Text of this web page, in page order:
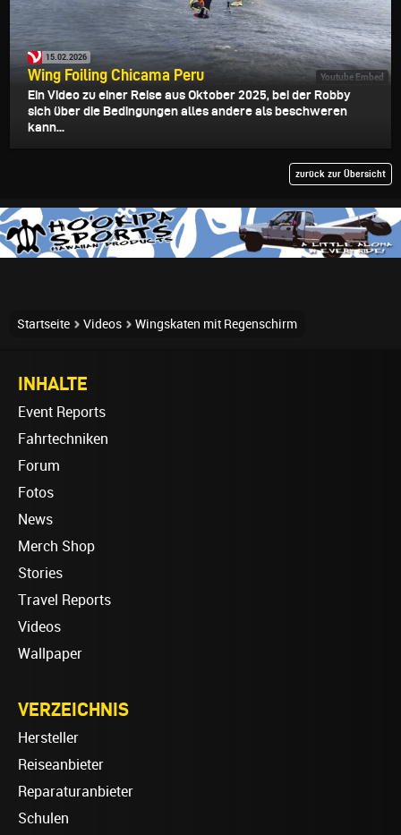
Youtube Embed
15.02.2026
Wing Foiling Chicama Peru
Ein Video zu einer Reise aus Oktober 2025, bei der Robby
sich über die Bedingungen alles andere als beschweren
kann...
zurück zur Übersicht
Startseite Videos Wingskaten mit Regenschirm
INHALTE
Event Reports
Fahrtechniken
Forum
Fotos
News
Merch Shop
Stories
Travel Reports
Videos
Wallpaper
VERZEICHNIS
Hersteller
Reiseanbieter
Reparaturanbieter
Schulen